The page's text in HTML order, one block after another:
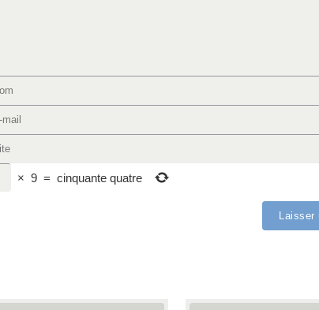
× 9 = cinquante quatre